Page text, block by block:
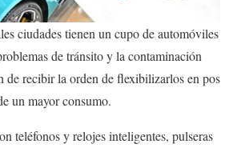
ciudades tienen un cupo de automóviles
de tránsito y la contaminación
de recibir la orden de flexibilizarlos en pos
un mayor consumo.
teléfonos y relojes inteligentes, pulseras